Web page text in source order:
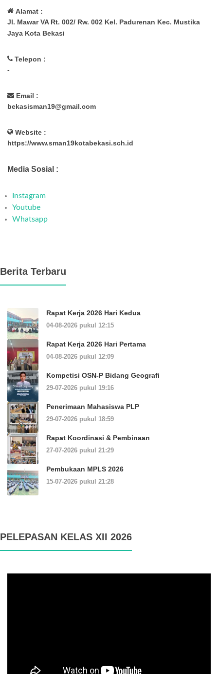
Alamat :
Jl. Mawar VA Rt. 002/ Rw. 002 Kel. Padurenan Kec. Mustika
Jaya Kota Bekasi
Telepon :
-
Email :
bekasisman19@gmail.com
Website :
https://www.sman19kotabekasi.sch.id
Media Sosial :
Instagram
Youtube
Whatsapp
Berita Terbaru
Rapat Kerja 2026 Hari Kedua
04-08-2026 pukul 12:15
Rapat Kerja 2026 Hari Pertama
04-08-2026 pukul 12:09
Kompetisi OSN-P Bidang Geografi
29-07-2026 pukul 19:16
Penerimaan Mahasiswa PLP
29-07-2026 pukul 18:59
Rapat Koordinasi & Pembinaan
27-07-2026 pukul 21:29
Pembukaan MPLS 2026
15-07-2026 pukul 21:28
PELEPASAN KELAS XII 2026